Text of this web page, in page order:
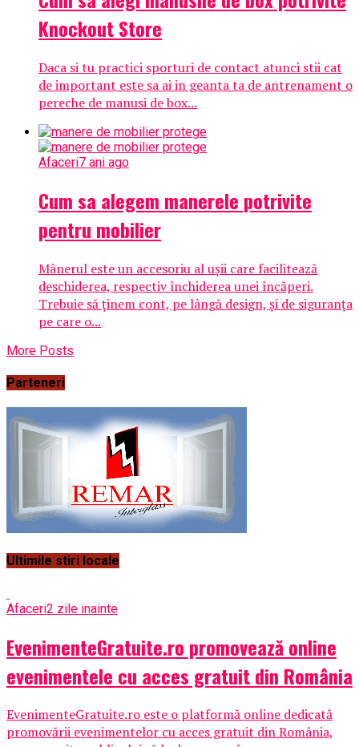
Knockout Store
Daca si tu practici sporturi de contact atunci stii cat
de important este sa ai in geanta ta de antrenament o
pereche de manusi de box...
Afaceri7 ani ago
Cum sa alegem manerele potrivite
pentru mobilier
Mânerul este un accesoriu al ușii care facilitează
deschiderea, respectiv închiderea unei încăperi.
Trebuie să ținem cont, pe lângă design, și de siguranța
pe care o...
More Posts
Parteneri
Ultimile stiri locale
Afaceri2 zile inainte
EvenimenteGratuite.ro promovează online
evenimentele cu acces gratuit din România
EvenimenteGratuite.ro este o platformă online dedicată
promovării evenimentelor cu acces gratuit din România,